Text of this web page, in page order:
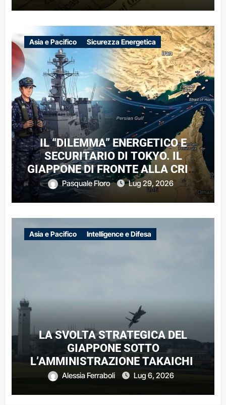
REGIONALE
Asia e Pacifico Sicurezza Energetica
IL “DILEMMA” ENERGETICO E
SECURITARIO DI TOKYO. IL
GIAPPONE DI FRONTE ALLA CRISI
DI HORMUZ
Pasquale Floro Lug 29, 2026
Asia e Pacifico Intelligence e Difesa
LA SVOLTA STRATEGICA DEL
GIAPPONE SOTTO
L’AMMINISTRAZIONE TAKAICHI:
IMPLICAZIONI REGIONALI E
Alessia Ferraboli Lug 6, 2026